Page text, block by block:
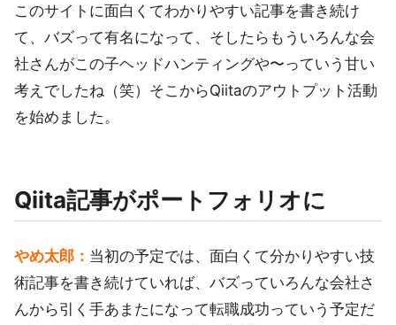
このサイトに面白くてわかりやすい記事を書き続け
て、バズって有名になって、そしたらもういろんな会
社さんがこの子ヘッドハンティングや〜っていう甘い
考えでしたね（笑）そこからQiitaのアウトプット活動
を始めました。
Qiita記事がポートフォリオに
やめ太郎： 当初の予定では、面白くて分かりやすい技
術記事を書き続けていれば、バズっていろんな会社さ
んから引く手あまたになって転職成功っていう予定だ